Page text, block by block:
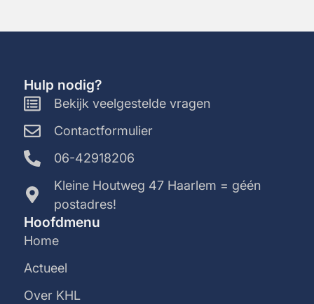
Hulp nodig?
Bekijk veelgestelde vragen
Contactformulier
06-42918206
Kleine Houtweg 47 Haarlem = géén
postadres!
Hoofdmenu
Home
Actueel
Over KHL